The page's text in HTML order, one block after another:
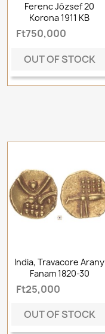
Ferenc József 20
Korona 1911 KB
Ft750,000
OUT OF STOCK
India, Travacore Arany
Fanam 1820-30
Ft25,000
OUT OF STOCK